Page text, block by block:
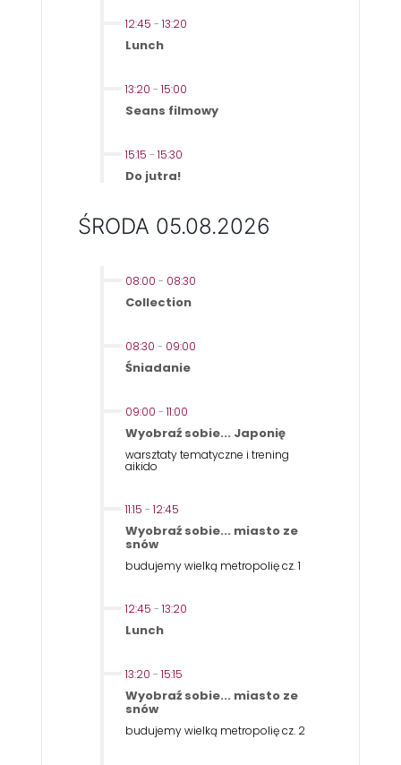
12:45 - 13:20
Lunch
13:20 - 15:00
Seans filmowy
15:15 - 15:30
Do jutra!
ŚRODA 05.08.2026
08:00 - 08:30
Collection
08:30 - 09:00
Śniadanie
09:00 - 11:00
Wyobraź sobie... Japonię
warsztaty tematyczne i trening
aikido
11:15 - 12:45
Wyobraź sobie... miasto ze
snów
budujemy wielką metropolię cz. 1
12:45 - 13:20
Lunch
13:20 - 15:15
Wyobraź sobie... miasto ze
snów
budujemy wielką metropolię cz. 2